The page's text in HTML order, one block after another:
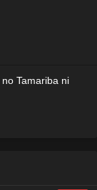
Tamariba ni